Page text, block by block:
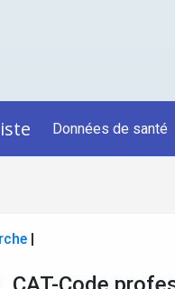
Données de santé
|